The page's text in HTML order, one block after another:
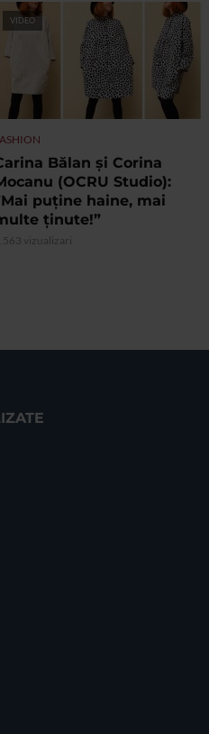
VIDEO
Bălan și Corina
(OCRU Studio):
puține haine, mai
ținute!”
vizualizari